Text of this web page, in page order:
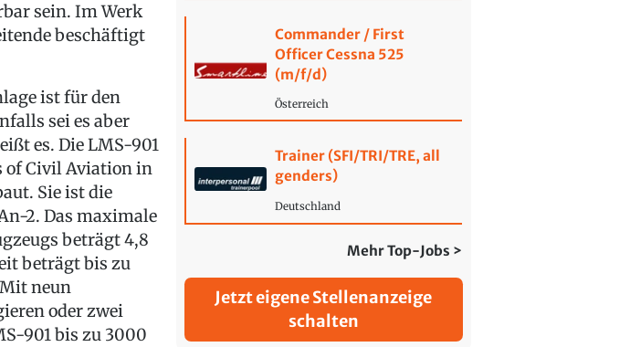
sein. Im Werk
beschäftigt
ist für den
sei es aber
es. Die LMS-901
of Civil Aviation in
Sie ist die
2. Das maximale
beträgt 4,8
beträgt bis zu
neun
oder zwei
901 bis zu 3000
Commander / First
Officer Cessna 525
(m/f/d)
Österreich
Trainer (SFI/TRI/TRE, all
genders)
Deutschland
Mehr Top-Jobs >
Jetzt eigene Stellenanzeige
schalten